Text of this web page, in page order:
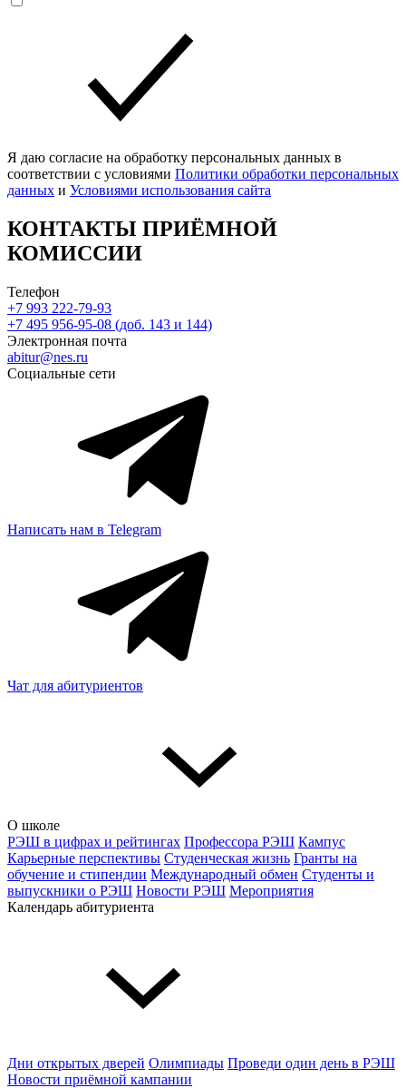
Я даю согласие на обработку персональных данных в
соответствии с условиями Политики обработки персональных
данных и Условиями использования сайта
КОНТАКТЫ ПРИЁМНОЙ
КОМИССИИ
Телефон
+7 993 222-79-93
+7 495 956-95-08 (доб. 143 и 144)
Электронная почта
abitur@nes.ru
Социальные сети
Написать нам в Telegram
Чат для абитуриентов
О школе
РЭШ в цифрах и рейтингах Профессора РЭШ Кампус
Карьерные перспективы Студенческая жизнь Гранты на
обучение и стипендии Международный обмен Студенты и
выпускники о РЭШ Новости РЭШ Мероприятия
Календарь абитуриента
Дни открытых дверей Олимпиады Проведи один день в РЭШ
Новости приёмной кампании